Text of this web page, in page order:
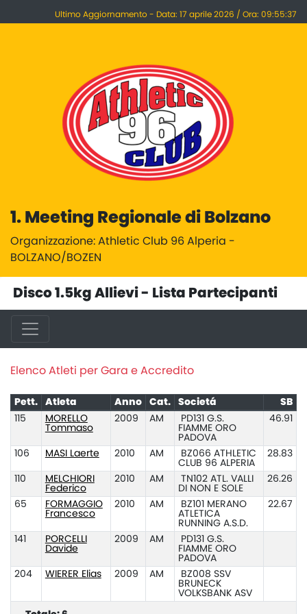
Ultimo Aggiornamento - Data: 17 aprile 2026 / Ora: 09:55:37
1. Meeting Regionale di Bolzano
Organizzazione: Athletic Club 96 Alperia -
BOLZANO/BOZEN
Disco 1.5kg Allievi - Lista Partecipanti
Elenco Atleti per Gara e Accredito
Pett. Atleta Anno Cat. Societá
SB
115
MORELLO
Tommaso
2009 AM
PD131 G.S.
FIAMME ORO
PADOVA
46.91
106 MASI Laerte 2010 AM
BZ066 ATHLETIC
CLUB 96 ALPERIA
28.83
110
MELCHIORI
Federico
2010 AM
TN102 ATL. VALLI
DI NON E SOLE
26.26
65
FORMAGGIO
Francesco
2010 AM
BZ101 MERANO
ATLETICA
RUNNING A.S.D.
22.67
141
PORCELLI
Davide
2009 AM
PD131 G.S.
FIAMME ORO
PADOVA
204
WIERER Elias 2009 AM
BZ008 SSV
BRUNECK
VOLKSBANK ASV